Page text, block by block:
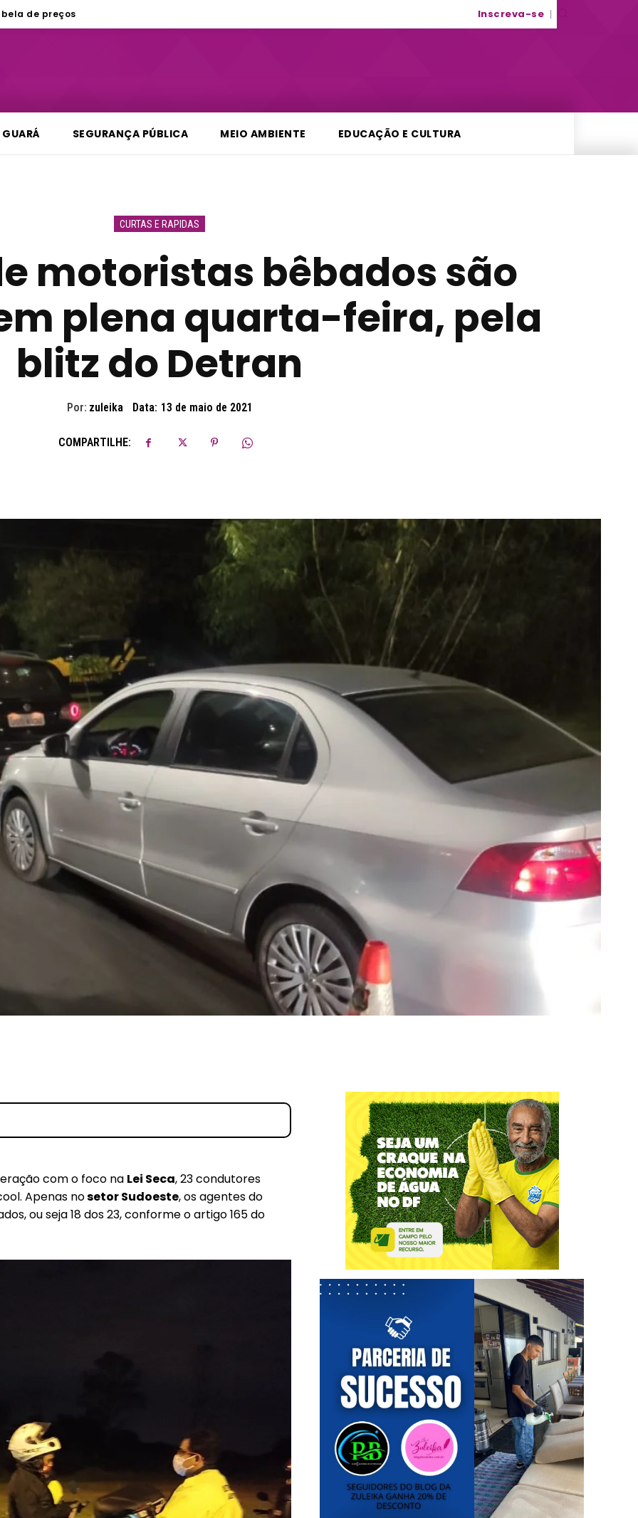
━ pricing plans
de preços Inscreva-se
GUARÁ SEGURANÇA PÚBLICA MEIO AMBIENTE EDUCAÇÃO E CULTURA
CURTAS E RAPIDAS
motoristas bêbados são
plena quarta-feira, pela
blitz do Detran
Por: zuleika Data: 13 de maio de 2021
COMPARTILHE:
com o foco na Lei Seca, 23 condutores
Apenas nosetor Sudoeste, os agentes do
ou seja 18 dos 23, conforme o artigo 165 do